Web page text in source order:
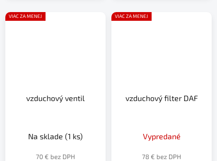
VIAC ZA MENEJ
vzduchový ventil
Na sklade (1 ks)
70 € bez DPH
VIAC ZA MENEJ
vzduchový filter DAF
Vypredané
78 € bez DPH